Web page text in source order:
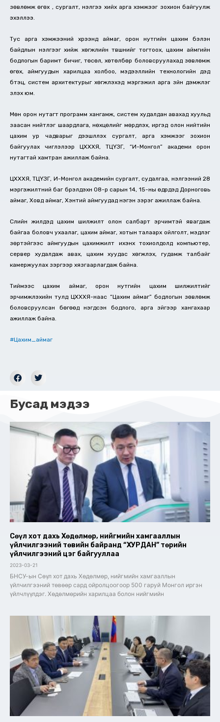
зөвлөмж өгөх , сургалт, үнэлгээ хийх арга хэмжээг зохион байгуулж
эхэллээ.
Тус арга хэмжээний хүрээнд аймаг, орон нутгийн цахим бэлэн
байдлын үнэлгээг хийж хөгжлийн түвшнийг тогтоох, цахим аймгийн
бодлогын баримт бичиг, төсөл, хөтөлбөр боловсруулахад зөвлөмж
өгөх, аймгуудын харилцаа холбоо, мэдээллийн технологийн дэд
бүтэц, систем архитектурыг хөгжүүлэхэд мэргэжил арга зүйн дэмжлэг
үзүүлэх юм.
Мөн орон нутагт программ хангамж, систем худалдан авахад хуульд
заасан нийтлэг шаардлага, нөхцөлийг мөрдүүлэх, иргэд олон нийтийн
цахим ур чадварыг дээшлүүлэх сургалт, арга хэмжээг зохион
байгуулах чиглэлээр ЦХХХЯ, ТЦҮЗГ, “И-Монгол” академи орон
нутагтай хамтран ажиллаж байна.
ЦХХХЯ, ТЦҮЗГ, И-Монгол академийн сургалт, судалгаа, үнэлгээний 28
мэргэжилтний баг бүрэлдэхүүн 08-р сарын 14, 15-ны өдрүүдэд Дорноговь
аймаг, Ховд аймаг, Хэнтий аймгуудад нэгэн зэрэг ажиллаж байна.
Сүүлийн жилүүдэд цахим шилжилт олон салбарт эрчимтэй явагдаж
байгаа боловч ухаалаг, цахим аймаг, хотын талаарх ойлголт, мэдлэг
зөрүүтэйгээс аймгуудын цахимжилт ихэнх тохиолдолд компьютер,
сервер худалдаж авах, цахим хуудас хөгжүүлэх, гудамж талбайг
камержуулах зэргээр хязгаарлагдаж байна.
Тиймээс цахим аймаг, орон нутгийн цахим шилжилтийг
эрчимжүүлэхийн тулд ЦХХХЯ-наас “Цахим аймаг” бодлогын зөвлөмж
боловсруулсан бөгөөд нэгдсэн бодлого, арга зүйгээр хангахаар
ажиллаж байна.
#Цахим_аймаг
Бусад мэдээ
Сөүл хот дахь Хөдөлмөр, нийгмийн хамгааллын
үйлчилгээний төвийн байранд “ХУРДАН” төрийн
үйлчилгээний цэг байгууллаа
2023-03-21
БНСУ-ын Сөүл хот дахь Хөдөлмөр, нийгмийн хамгааллын
үйлчилгээний төвөөр сард ойролцоогоор 500 гаруй Монгол иргэн
үйлчлүүлдэг. Хөдөлмөрийн харилцаа болон нийгмийн